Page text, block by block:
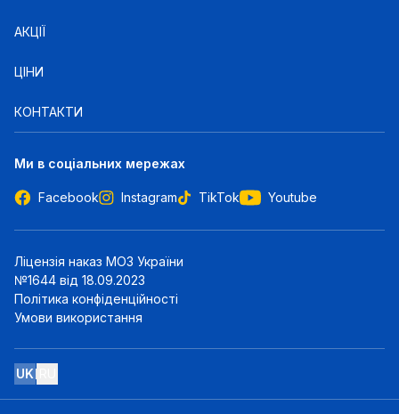
АКЦІЇ
ЦІНИ
КОНТАКТИ
Ми в соціальних мережах
Facebook Instagram TikTok Youtube
Ліцензія наказ МОЗ України
№1644 від 18.09.2023
Політика конфіденційності
Умови використання
UK